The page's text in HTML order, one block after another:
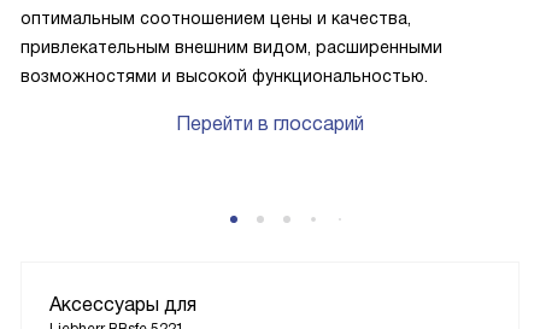
оптимальным соотношением цены и качества,
привлекательным внешним видом, расширенными
возможностями и высокой функциональностью.
Перейти в глоссарий
Аксессуары для